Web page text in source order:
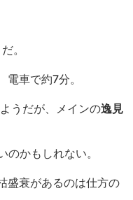
。
車で約7分。
うだが、メインの逸見
のかもしれない。
盛衰があるのは仕方の